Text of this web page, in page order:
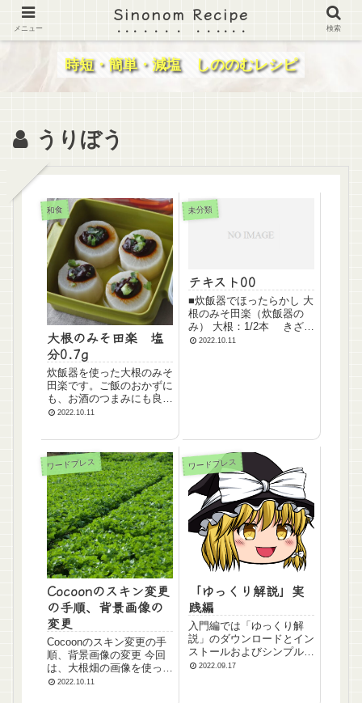
時短・簡単・減塩 しののむレシピ
うりぼう
和食
大根のみそ田楽 塩
分0.7g
炊飯器を使った大根のみそ
田楽です。ご飯のおかずに
も、お酒のつまみにも良い
ですね。大根は鍋で茹でな
です。ご飯と一緒に炊飯器
で炊いてもOKです。その
時は大根をアルミで包めば
味移りもしないので美味し
く食べれます。 ...
2022.10.11
未分類
テキスト00
■炊飯器でほったらかし 大
根のみそ田楽（炊飯器の
み） 大根：1/2本 きざみ
ねぎ：適量 水：300ml 白
2022.10.11
ワードプレス
Cocoonのスキン変更
の手順、背景画像の
変更
Cocoonのスキン変更の手
順、背景画像の変更 今回
は、大根畑の画像を使った
「green-daikon」のスキン
2022.10.11
ワードプレス
「ゆっくり解説」実
践編
入門編では「ゆっくり解
説」のダウンロードとイン
ストールおよびシンプル立
ち絵で簡単なゆっくり解説
2022.09.17
メニュー
Sinonom Recipe
検索